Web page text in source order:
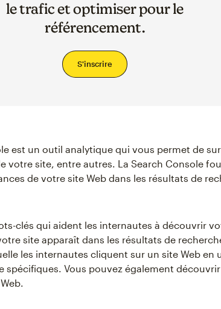
le trafic et optimiser pour le
référencement.
S'inscrire
est un outil analytique qui vous permet de
votre site, entre autres. La Search Console
de votre site Web dans les résultats de
clés qui aident les internautes à découvrir
site apparaît dans les résultats de
les internautes cliquent sur un site Web en
spécifiques. Vous pouvez également